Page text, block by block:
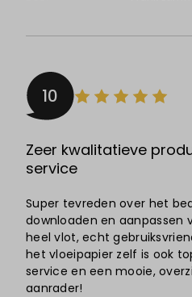
10
Zeer kwalitatieve
service
Super tevreden over het
downloaden en aanpassen
heel vlot, echt
het vloeipapier zelf is ook
service en een mooie,
aanrader!